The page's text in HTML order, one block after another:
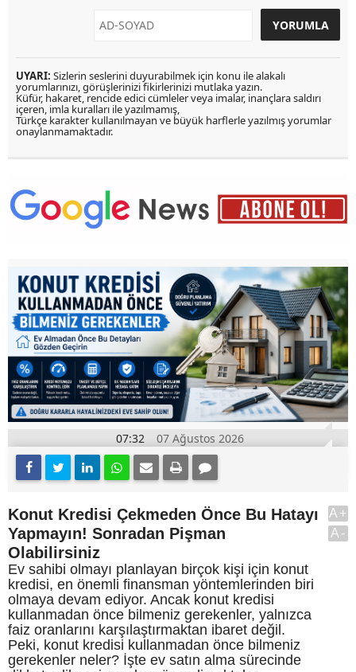
UYARI: Sizlerin seslerini duyurabilmek için konu ile alakalı
yorumlarınızı, görüşlerinizi fikirlerinizi mutlaka yazın.
Küfür, hakaret, rencide edici cümleler veya imalar, inançlara saldırı
içeren, imla kuralları ile yazılmamış,
Türkçe karakter kullanılmayan ve büyük harflerle yazılmış yorumlar
onaylanmamaktadır.
07:32 07 Ağustos 2026
Konut Kredisi Çekmeden Önce Bu Hatayı
Yapmayın! Sonradan Pişman
Olabilirsiniz
Ev sahibi olmayı planlayan birçok kişi için konut
kredisi, en önemli finansman yöntemlerinden biri
olmaya devam ediyor. Ancak konut kredisi
kullanmadan önce bilmeniz gerekenler, yalnızca
faiz oranlarını karşılaştırmaktan ibaret değil.
Peki, konut kredisi kullanmadan önce bilmeniz
gerekenler neler? İşte ev satın alma sürecinde
A+
A-